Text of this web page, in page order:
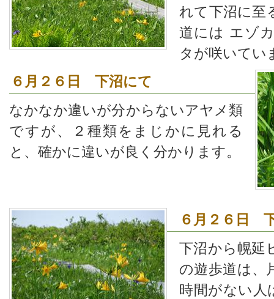
れて下沼に至
道には エゾ
タが咲いてい
６月２６日 下沼にて
なかなか違いが分からないアヤメ類
ですが、２種類をまじかに見れる
と、確かに違いが良く分かります。
６月２６日
下沼から幌延
の遊歩道は、
時間がない人